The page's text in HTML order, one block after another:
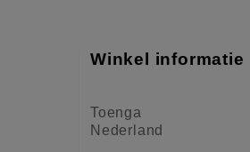
Winkel informatie
Toenga
Nederland